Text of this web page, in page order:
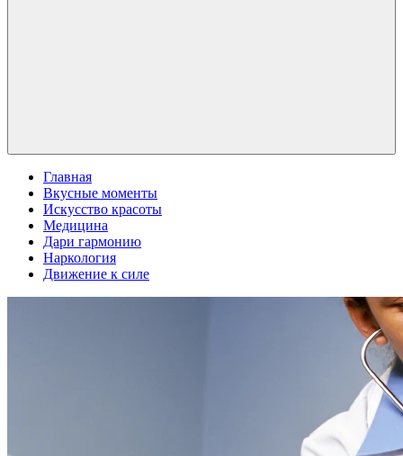
Главная
Вкусные моменты
Искусство красоты
Медицина
Дари гармонию
Наркология
Движение к силе